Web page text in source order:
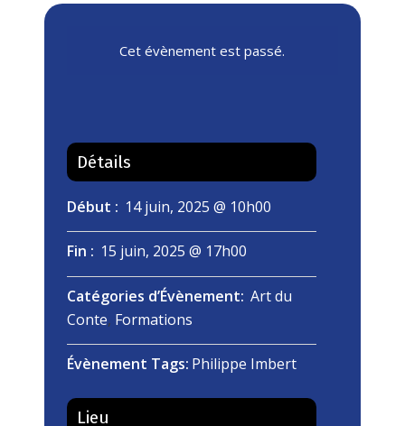
Cet évènement est passé.
Détails
Début : 14 juin, 2025 @ 10h00
Fin : 15 juin, 2025 @ 17h00
Catégories d’Évènement: Art du
Conte, Formations
Évènement Tags: Philippe Imbert
Lieu